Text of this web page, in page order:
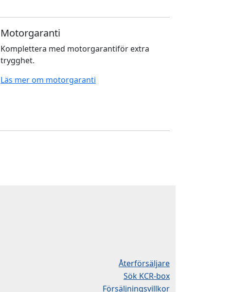
Motorgaranti
Komplettera med motorgarantiför extra
trygghet.
Läs mer om motorgaranti
Återförsäljare
Sök KCR-box
Försäljningsvillkor